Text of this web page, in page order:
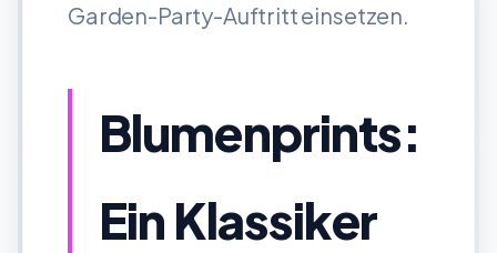
Garden-Party-Auftritt einsetzen.
Blumenprints:
Ein Klassiker